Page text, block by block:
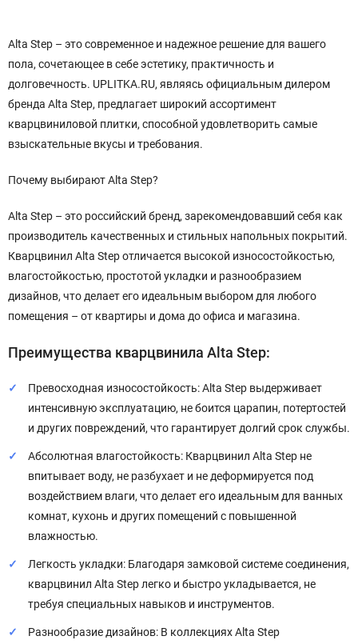
Alta Step – это современное и надежное решение для вашего
пола, сочетающее в себе эстетику, практичность и
долговечность. UPLITKA.RU, являясь официальным дилером
бренда Alta Step, предлагает широкий ассортимент
кварцвиниловой плитки, способной удовлетворить самые
взыскательные вкусы и требования.
Почему выбирают Alta Step?
Alta Step – это российский бренд, зарекомендовавший себя как
производитель качественных и стильных напольных покрытий.
Кварцвинил Alta Step отличается высокой износостойкостью,
влагостойкостью, простотой укладки и разнообразием
дизайнов, что делает его идеальным выбором для любого
помещения – от квартиры и дома до офиса и магазина.
Преимущества кварцвинила Alta Step:
Превосходная износостойкость: Alta Step выдерживает
интенсивную эксплуатацию, не боится царапин, потертостей
и других повреждений, что гарантирует долгий срок службы.
Абсолютная влагостойкость: Кварцвинил Alta Step не
впитывает воду, не разбухает и не деформируется под
воздействием влаги, что делает его идеальным для ванных
комнат, кухонь и других помещений с повышенной
влажностью.
Легкость укладки: Благодаря замковой системе соединения,
кварцвинил Alta Step легко и быстро укладывается, не
требуя специальных навыков и инструментов.
Разнообразие дизайнов: В коллекциях Alta Step